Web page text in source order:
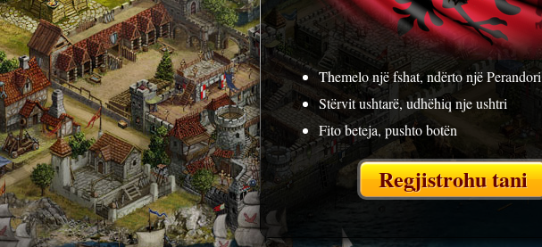
Themelo një fshat, ndërto një Perandori
Stërvit ushtarë, udhëhiq nje ushtri
Fito beteja, pushto botën
Regjistrohu tani